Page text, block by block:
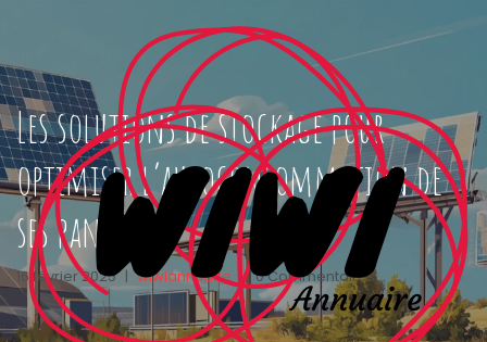
Les solutions de stockage pour
optimiser l’autoconsommation de
ses panneaux
16 février 2025 | wiwiannuaire | 0 Commentaires